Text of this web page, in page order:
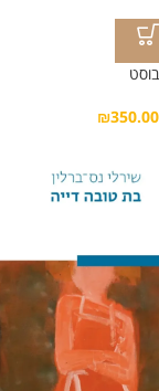
בוסט
₪350.00